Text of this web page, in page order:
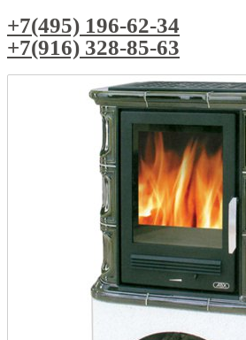
+7(495) 196-62-34
+7(916) 328-85-63